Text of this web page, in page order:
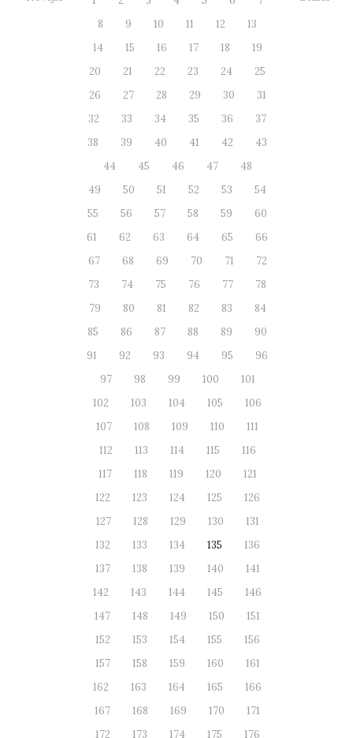
8
9 10 11 12
13
14
15 16 17 18
19
20
21 22 23 24
25
26
27 28 29 30
31
32
33 34 35 36
37
38
39 40 41 42
43
44
45 46 47
48
49
50 51 52 53
54
55
56 57 58 59
60
61
62 63 64 65
66
67
68 69 70 71
72
73
74 75 76 77
78
79
80 81 82 83
84
85
86 87 88 89
90
91
92 93 94 95
96
97
98 99 100
101
102
103 104 105
106
107
108 109 110
111
112
113 114 115
116
117
118 119 120
121
122
123 124 125
126
127
128 129 130
131
132
133 134 135
136
137
138 139 140
141
142
143 144 145
146
147
148 149 150
151
152
153 154 155
156
157
158 159 160
161
162
163 164 165
166
167
168 169 170
171
172
173 174 175
176